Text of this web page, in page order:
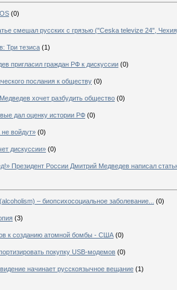
(0)
смешал русских с грязью ("Ceska televize 24",
Три тезиса (1)
пригласил граждан РФ к дискуссии (0)
послания к обществу (0)
хочет разбудить общество (0)
дал оценку истории РФ (0)
не войдут» (0)
дискуссии» (0)
Президент России Дмитрий Медведев написал
– биопсихосоциальное заболевание... (0)
(3)
к созданию атомной бомбы - США (0)
покупку USB-модемов (0)
начинает русскоязычное вещание (1)